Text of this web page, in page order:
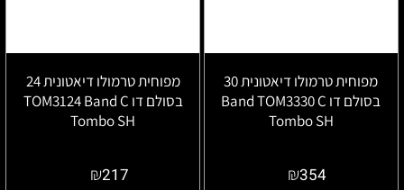
מפוחית טרמולו דיאטונית 30
בסולם דו Band TOM3330 C
Tombo SH
₪354
מפוחית טרמולו דיאטונית 24
בסולם דו TOM3124 Band C
Tombo SH
₪217